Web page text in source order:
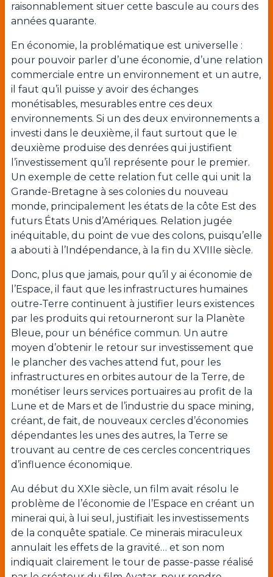
raisonnablement situer cette bascule au cours des
années quarante.
En économie, la problématique est universelle :
pour pouvoir parler d’une économie, d’une relation
commerciale entre un environnement et un autre,
il faut qu’il puisse y avoir des échanges
monétisables, mesurables entre ces deux
environnements. Si un des deux environnements a
investi dans le deuxième, il faut surtout que le
deuxième produise des denrées qui justifient
l’investissement qu’il représente pour le premier.
Un exemple de cette relation fut celle qui unit la
Grande-Bretagne à ses colonies du nouveau
monde, principalement les états de la côte Est des
futurs États Unis d’Amériques. Relation jugée
inéquitable, du point de vue des colons, puisqu’elle
a abouti à l’Indépendance, à la fin du XVIIIe siècle.
Donc, plus que jamais, pour qu’il y ai économie de
l’Espace, il faut que les infrastructures humaines
outre-Terre continuent à justifier leurs existences
par les produits qui retourneront sur la Planète
Bleue, pour un bénéfice commun. Un autre
moyen d’obtenir le retour sur investissement que
le plancher des vaches attend fut, pour les
infrastructures en orbites autour de la Terre, de
monétiser leurs services portuaires au profit de la
Lune et de Mars et de l’industrie du space mining,
créant, de fait, de nouveaux cercles d’économies
dépendantes les unes des autres, la Terre se
trouvant au centre de ces cercles concentriques
d’influence économique.
Au début du XXIe siècle, un film avait résolu le
problème de l’économie de l’Espace en créant un
minerai qui, à lui seul, justifiait les investissements
de la conquête spatiale. Ce minerais miraculeux
annulait les effets de la gravité… et son nom
indiquait clairement le tour de passe-passe réalisé